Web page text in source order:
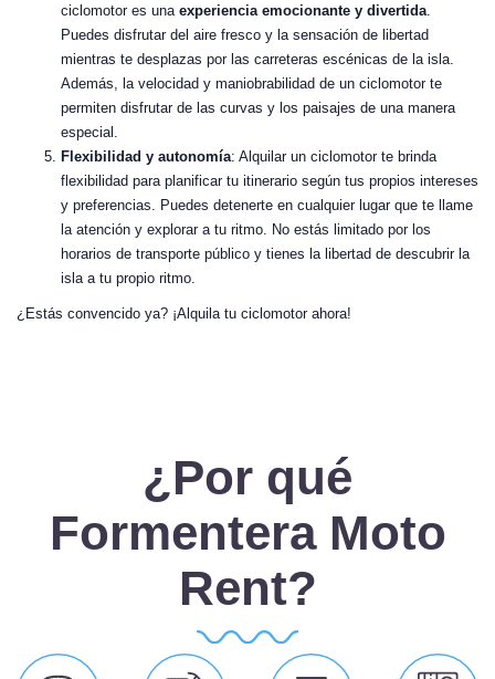
ciclomotor es unaexperiencia emocionante y divertida.
Puedes disfrutar del aire fresco y la sensación de libertad
mientras te desplazas por las carreteras escénicas de la isla.
Además, la velocidad y maniobrabilidad de un ciclomotor te
permiten disfrutar de las curvas y los paisajes de una manera
especial.
Flexibilidad y autonomía: Alquilar un ciclomotor te brinda
flexibilidad para planificar tu itinerario según tus propios intereses
y preferencias. Puedes detenerte en cualquier lugar que te llame
la atención y explorar a tu ritmo. No estás limitado por los
horarios de transporte público y tienes la libertad de descubrir la
isla a tu propio ritmo.
¿Estás convencido ya? ¡Alquila tu ciclomotor ahora!
¿Por qué
Formentera Moto
Rent?